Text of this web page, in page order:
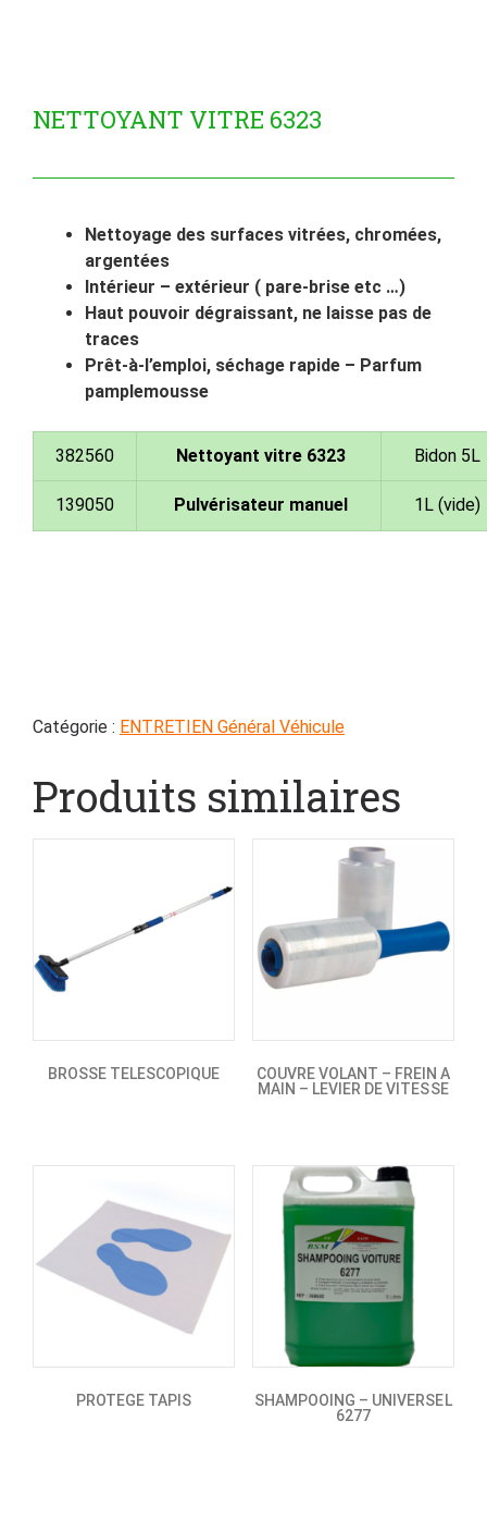
NETTOYANT VITRE 6323
Nettoyage des surfaces vitrées, chromées,
argentées
Intérieur – extérieur ( pare-brise etc …)
Haut pouvoir dégraissant, ne laisse pas de
traces
Prêt-à-l’emploi, séchage rapide – Parfum
pamplemousse
382560 Nettoyant vitre 6323 Bidon 5L
139050 Pulvérisateur manuel 1L (vide)
Catégorie : ENTRETIEN Général Véhicule
Produits similaires
BROSSE TELESCOPIQUE
COUVRE VOLANT – FREIN A
MAIN – LEVIER DE VITESSE
PROTEGE TAPIS
SHAMPOOING – UNIVERSEL
6277